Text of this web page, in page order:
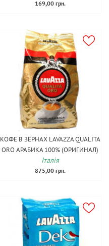
169,00 грн.
КОФЕ В ЗЁРНАХ LAVAZZA QUALITA
ОRО АРАБИКА 100% (ОРИГИНАЛ)
Італія
875,00 грн.